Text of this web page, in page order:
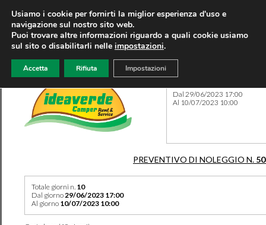
Dal 29/06/2023 17:00
Al 10/07/2023 10:00
PREVENTIVO DI NOLEGGIO N.
Totale giorni n. 10
Dal giorno29/06/2023 17:00
Al giorno 10/07/2023 10:00
Usiamo i cookie per fornirti la miglior esperienza d'uso e
navigazione sul nostro sito web.
Puoi trovare altre informazioni riguardo a quali cookie usiamo
sul sito o disabilitarli nelle impostazioni.
Accetta Rifiuta Impostazioni